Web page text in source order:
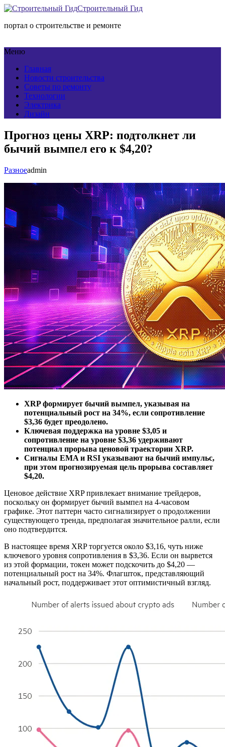
Строительный Гид
портал о строительстве и ремонте
Меню
Главная
Новости строительства
Советы по ремонту
Технологии
Электрика
Дизайн
Прогноз цены XRP: подтолкнет ли
бычий вымпел его к $4,20?
Разноеadmin
XRP формирует бычий вымпел, указывая на
потенциальный рост на 34%, если сопротивление
$3,36 будет преодолено.
Ключевая поддержка на уровне $3,05 и
сопротивление на уровне $3,36 удерживают
потенциал прорыва ценовой траектории XRP.
Сигналы EMA и RSI указывают на бычий импульс,
при этом прогнозируемая цель прорыва составляет
$4,20.
Ценовое действие XRP привлекает внимание трейдеров,
поскольку он формирует бычий вымпел на 4-часовом
графике. Этот паттерн часто сигнализирует о продолжении
существующего тренда, предполагая значительное ралли, если
оно подтвердится.
В настоящее время XRP торгуется около $3,16, чуть ниже
ключевого уровня сопротивления в $3,36. Если он вырвется
из этой формации, токен может подскочить до $4,20 —
потенциальный рост на 34%. Флагшток, представляющий
начальный рост, поддерживает этот оптимистичный взгляд.